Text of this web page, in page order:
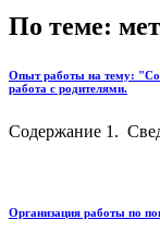
По теме:
Опыт работы на тему:
работа с родителями.
Содержание 1.
Организация работы по